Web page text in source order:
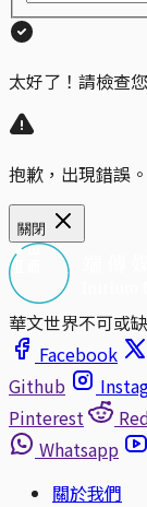
太好了！請檢查
抱歉，出現錯誤
關閉
華文世界不可或
Facebook
Github
Pinterest
Whatsapp
關於我們